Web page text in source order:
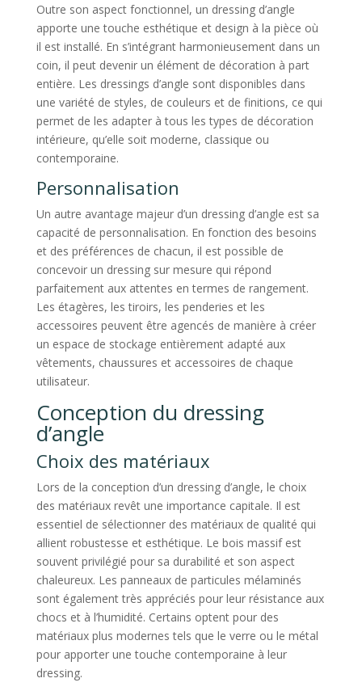
Outre son aspect fonctionnel, un dressing d’angle
apporte une touche esthétique et design à la pièce où
il est installé. En s’intégrant harmonieusement dans un
coin, il peut devenir un élément de décoration à part
entière. Les dressings d’angle sont disponibles dans
une variété de styles, de couleurs et de finitions, ce qui
permet de les adapter à tous les types de décoration
intérieure, qu’elle soit moderne, classique ou
contemporaine.
Personnalisation
Un autre avantage majeur d’un dressing d’angle est sa
capacité de personnalisation. En fonction des besoins
et des préférences de chacun, il est possible de
concevoir un dressing sur mesure qui répond
parfaitement aux attentes en termes de rangement.
Les étagères, les tiroirs, les penderies et les
accessoires peuvent être agencés de manière à créer
un espace de stockage entièrement adapté aux
vêtements, chaussures et accessoires de chaque
utilisateur.
Conception du dressing
d’angle
Choix des matériaux
Lors de la conception d’un dressing d’angle, le choix
des matériaux revêt une importance capitale. Il est
essentiel de sélectionner des matériaux de qualité qui
allient robustesse et esthétique. Le bois massif est
souvent privilégié pour sa durabilité et son aspect
chaleureux. Les panneaux de particules mélaminés
sont également très appréciés pour leur résistance aux
chocs et à l’humidité. Certains optent pour des
matériaux plus modernes tels que le verre ou le métal
pour apporter une touche contemporaine à leur
dressing.